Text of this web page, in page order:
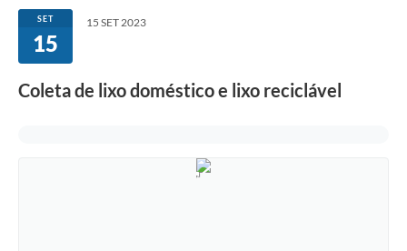
Publicações Oficiais
Cadastro de Artesãos
SET
15
15 SET 2023
Coleta de lixo doméstico e lixo reciclável